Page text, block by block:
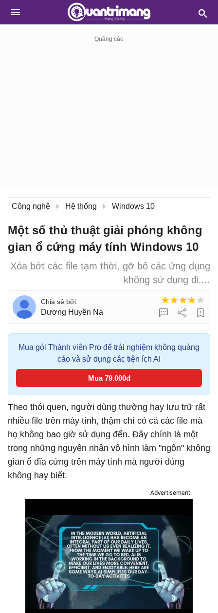
Công nghệ Hệ thống Windows 10
Một số thủ thuật giải phóng không
gian ổ cứng máy tính Windows 10
Xóa bớt các file tạm thời, gỡ bỏ các ứng dụng
không sử dụng đi....
Dương Huyền Na
Mua gói Thành viên Pro để trải nghiệm không quảng
cáo và sử dụng các tiện ích AI
Mua 79.000đ
Theo thói quen, người dùng thường hay lưu trữ rất
nhiều file trên máy tính, thậm chí có cả các file mà
họ không bao giờ sử dụng đến. Đây chính là một
trong những nguyên nhân vô hình làm "ngốn" không
gian ổ đĩa cứng trên máy tính mà người dùng
không hay biết.
Advertisement